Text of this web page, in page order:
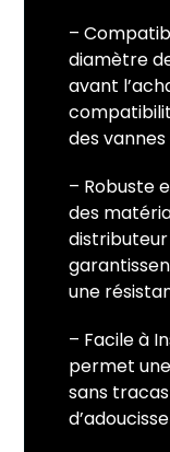
–
diamètre
avant
des
– Robuste
des
une
– Facile à
permet
sans